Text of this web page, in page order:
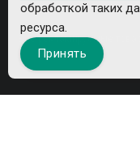
Все рекламируемые
обработкой таких
ресурса.
Принять